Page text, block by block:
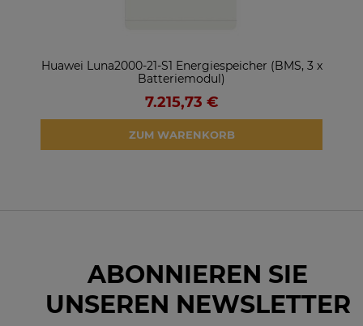
Huawei Luna2000-21-S1 Energiespeicher (BMS, 3 x
Batteriemodul)
7.215,73 €
ZUM WARENKORB
ABONNIEREN SIE
UNSEREN NEWSLETTER